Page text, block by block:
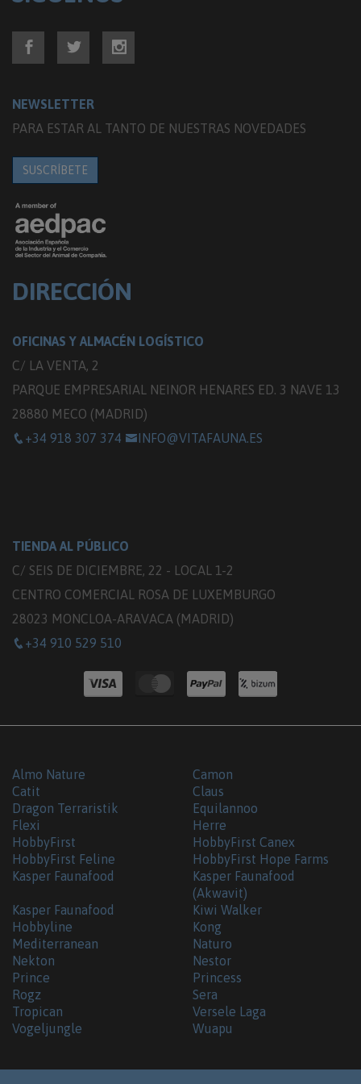
NEWSLETTER
PARA ESTAR AL TANTO DE NUESTRAS NOVEDADES
SUSCRÍBETE
DIRECCIÓN
OFICINAS Y ALMACÉN LOGÍSTICO
C/ LA VENTA, 2
PARQUE EMPRESARIAL NEINOR HENARES ED. 3 NAVE 13
28880 MECO (MADRID)
+34 918 307 374
INFO@VITAFAUNA.ES
TIENDA AL PÚBLICO
C/ SEIS DE DICIEMBRE, 22 - LOCAL 1-2
CENTRO COMERCIAL ROSA DE LUXEMBURGO
28023 MONCLOA-ARAVACA (MADRID)
+34 910 529 510
Almo Nature
Camon
Catit
Claus
Dragon Terraristik
Equilannoo
Flexi
Herre
HobbyFirst
HobbyFirst Canex
HobbyFirst Feline
HobbyFirst Hope Farms
Kasper Faunafood
Kasper Faunafood
(Akwavit)
Kasper Faunafood
Hobbyline
Kiwi Walker
Kong
Mediterranean
Naturo
Nekton
Nestor
Prince
Princess
Rogz
Sera
Tropican
Versele Laga
Vogeljungle
Wuapu